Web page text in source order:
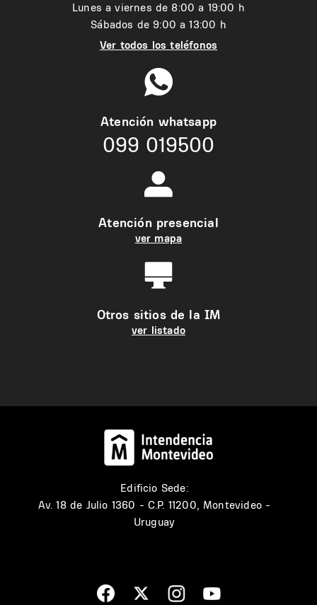
Lunes a viernes de 8:00 a 19:00 h
Sábados de 9:00 a 13:00 h
Ver todos los teléfonos
Atención whatsapp
099 019500
Atención presencial
ver mapa
Otros sitios de la IM
ver listado
Edificio Sede:
Av. 18 de Julio 1360 - C.P. 11200, Montevideo -
Uruguay